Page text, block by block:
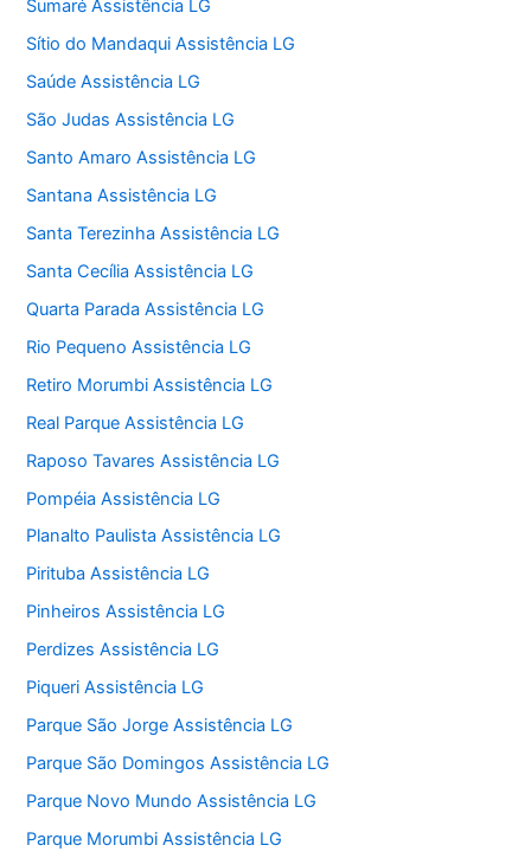
Sumaré Assistência LG
Sítio do Mandaqui Assistência LG
Saúde Assistência LG
São Judas Assistência LG
Santo Amaro Assistência LG
Santana Assistência LG
Santa Terezinha Assistência LG
Santa Cecília Assistência LG
Quarta Parada Assistência LG
Rio Pequeno Assistência LG
Retiro Morumbi Assistência LG
Real Parque Assistência LG
Raposo Tavares Assistência LG
Pompéia Assistência LG
Planalto Paulista Assistência LG
Pirituba Assistência LG
Pinheiros Assistência LG
Perdizes Assistência LG
Piqueri Assistência LG
Parque São Jorge Assistência LG
Parque São Domingos Assistência LG
Parque Novo Mundo Assistência LG
Parque Morumbi Assistência LG